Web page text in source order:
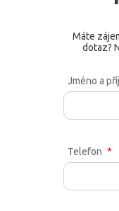
Máte
dotaz?
Jméno a
Telefon